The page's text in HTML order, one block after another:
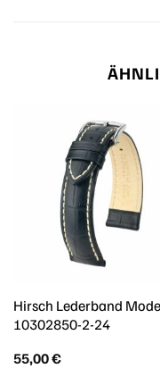
Hirsch Lederband
10302850-2-24
55,00€